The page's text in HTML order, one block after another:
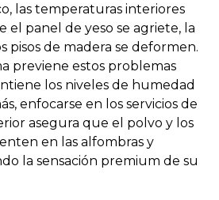
las temperaturas interiores
el panel de yeso se agriete, la
pisos de madera se deformen.
previene estos problemas
los niveles de humedad
enfocarse en los servicios de
asegura que el polvo y los
en las alfombras y
la sensación premium de su